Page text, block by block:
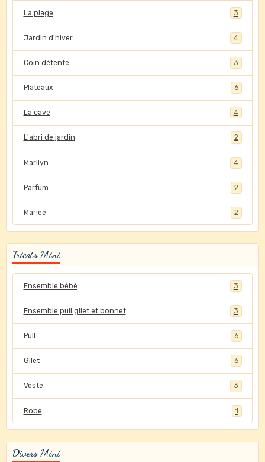
La plage 3
Jardin d'hiver 4
Coin détente 3
Plateaux 6
La cave 4
L'abri de jardin 2
Marilyn 4
Parfum 2
Mariée 2
Tricots Mini
Ensemble bébé 3
Ensemble pull gilet et bonnet 3
Pull 6
Gilet 6
Veste 3
Robe 1
Divers Mini